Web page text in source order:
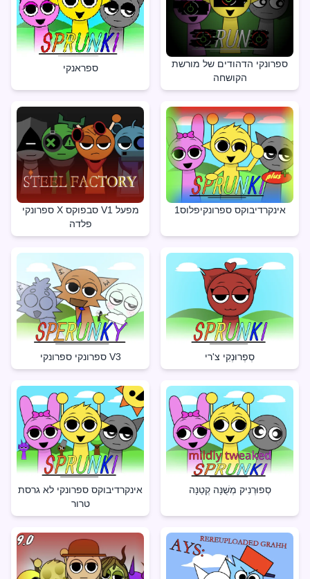
ספראנקי
ספרונקי הדהודים של מורשת
הקושחה
ספרונקי X סבפוקס V1 מפעל
פלדה
אינקרדיבוקס ספרונקיפלוס1
ספרונקי ספרונקי V3 סְפְרוּנְקִי צ'רי
אינקרדיבוקס ספרונקי לא גרסת
טרור
סְפוּרְנִיק מְשֻׁנָּה קְטַנָּה